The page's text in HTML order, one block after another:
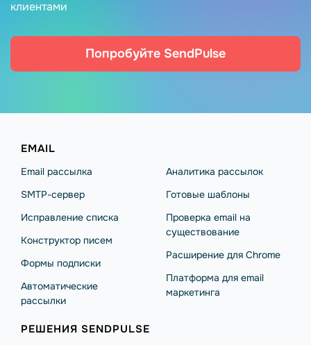
клиентами
Попробуйте SendPulse
EMAIL
Email рассылка
SMTP-сервер
Исправление списка
Конструктор писем
Формы подписки
Автоматические
рассылки
Аналитика рассылок
Готовые шаблоны
Проверка email на
существование
Расширение для Chrome
Платформа для email
маркетинга
РЕШЕНИЯ SENDPULSE